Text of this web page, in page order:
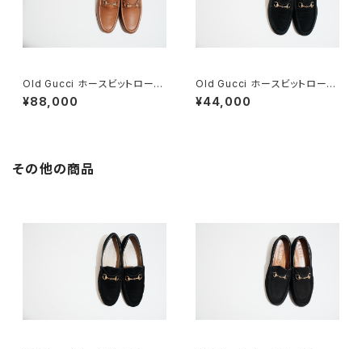
Old Gucci ホースビットローフ
ァー 38.5C tan ほぼDeadsto
ck
¥88,000
Old Gucci ホースビットローフ
ァー 37C BK Suede
¥44,000
その他の商品